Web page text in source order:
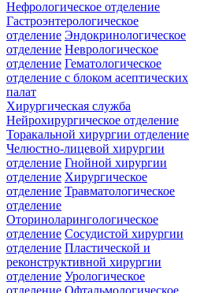
Нефрологическое отделение
Гастроэнтерологическое
отделение Эндокринологическое
отделение Неврологическое
отделение Гематологическое
отделение c блоком асептических
палат
Хирургическая служба
Нейрохирургическое отделение
Торакальной хирургии отделение
Челюстно-лицевой хирургии
отделение Гнойной хирургии
отделение Хирургическое
отделение Травматологическое
отделение
Оториноларингологическое
отделение Сосудистой хирургии
отделение Пластической и
реконструктивной хирургии
отделение Урологическое
отделение Офтальмологическое